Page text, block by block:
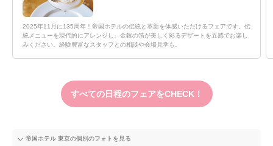
2025年11月に135周年！帝国ホテルの伝統と革新を体感いただけるフェアです。伝
統メニューを現代的にアレンジし、金銀の箔が美しく彩るデザートを五感でお楽し
みください。経験豊富なスタッフとの相談や会場見学も。
すべての日程のフェアをCHECK！
帝国ホテル 東京の個別のフォトを見る